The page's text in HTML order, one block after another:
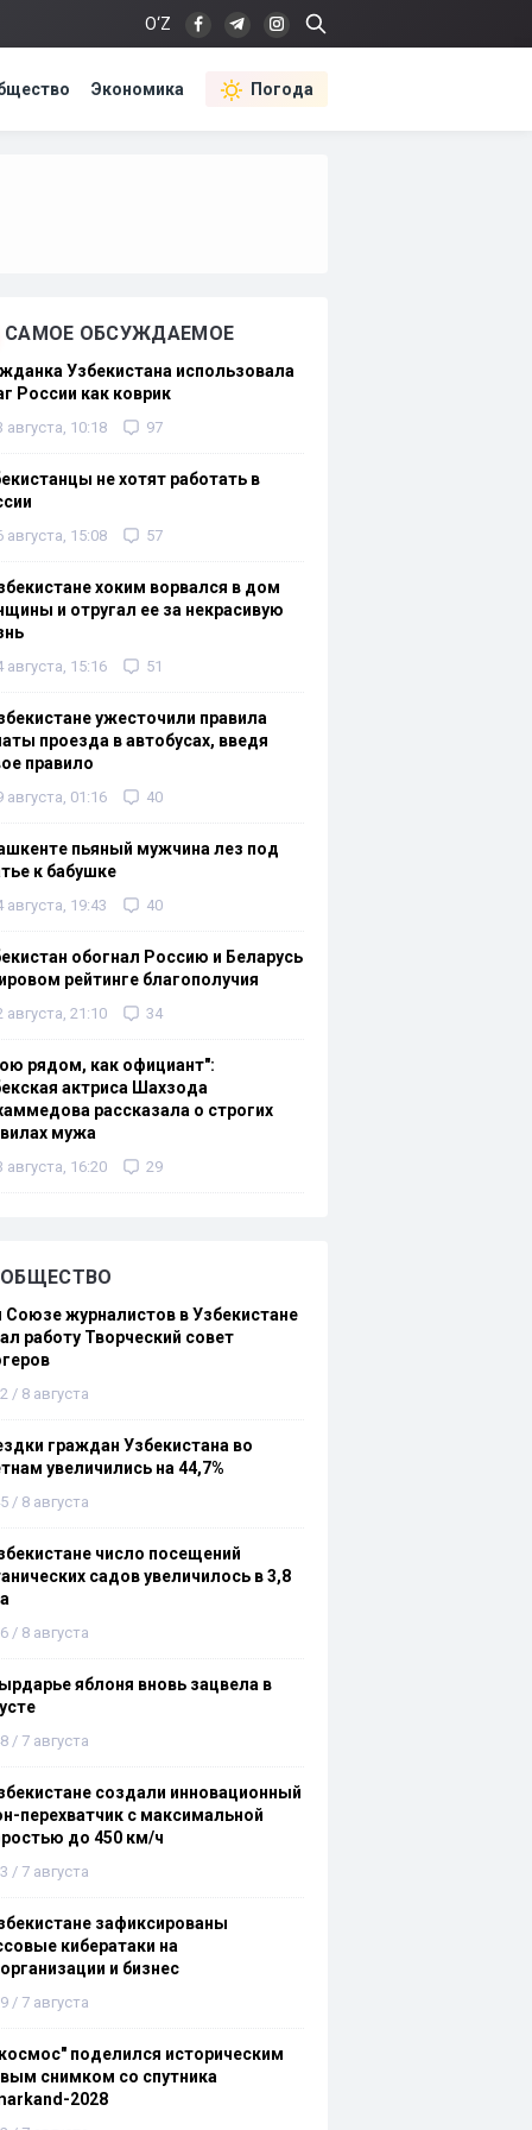
O‘Z
Экономика Погода
САМОЕ ОБСУЖДАЕМОЕ
Узбекистана использовала
России как коврик
августа, 10:18 97
не хотят работать в
августа, 15:08 57
хоким ворвался в дом
и отругал ее за некрасивую
августа, 15:16 51
ужесточили правила
проезда в автобусах, введя
правило
августа, 01:16 40
пьяный мужчина лез под
к бабушке
августа, 19:43 40
обогнал Россию и Беларусь
рейтинге благополучия
августа, 21:10 34
рядом, как официант":
актриса Шахзода
рассказала о строгих
мужа
августа, 16:20 29
ОБЩЕСТВО
Союзе журналистов в Узбекистане
работу Творческий совет
/ 8 августа
граждан Узбекистана во
увеличились на 44,7%
/ 8 августа
число посещений
садов увеличилось в 3,8
/ 8 августа
яблоня вновь зацвела в
/ 7 августа
создали инновационный
перехватчик с максимальной
до 450 км/ч
/ 7 августа
зафиксированы
кибератаки на
и бизнес
/ 7 августа
поделился историческим
снимком со спутника
2028